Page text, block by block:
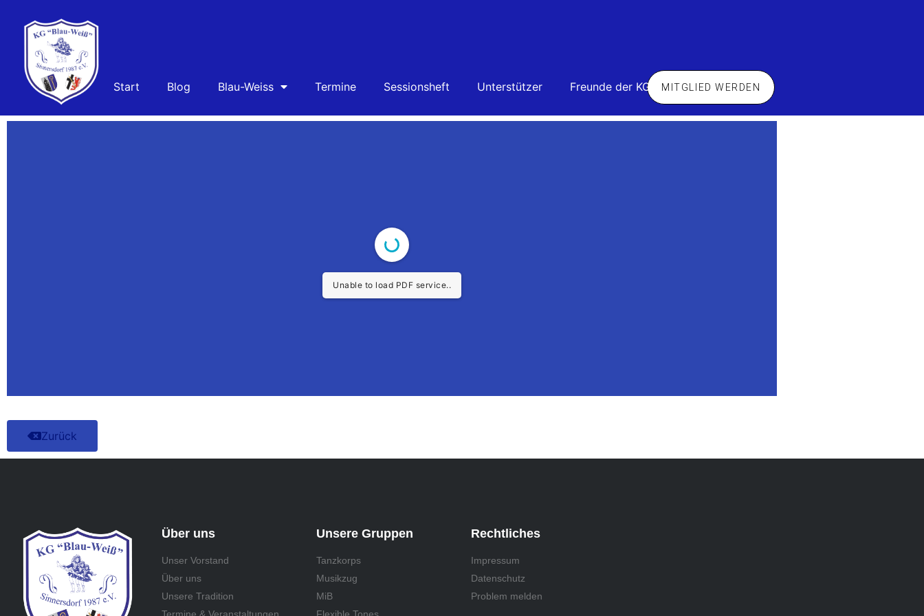
MITGLIED WERDEN
Start Blog Blau-Weiss Termine Sessionsheft Unterstützer Freunde der KG
Session 2018/19
Unable to load PDF service..
Zurück
Über uns
Unser Vorstand
Über uns
Unsere Tradition
Termine & Veranstaltungen
Unsere Gruppen
Tanzkorps
Musikzug
MiB
Flexible Tones
Rechtliches
Impressum
Datenschutz
Problem melden